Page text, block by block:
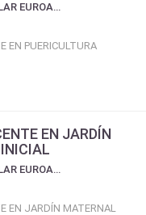
UPEA UNIVERSIDAD POPULAR EUROAMERICANA
EN PUERICULTURA
EN JARDÍN
UPEA UNIVERSIDAD POPULAR EUROAMERICANA
EN JARDÍN MATERNAL